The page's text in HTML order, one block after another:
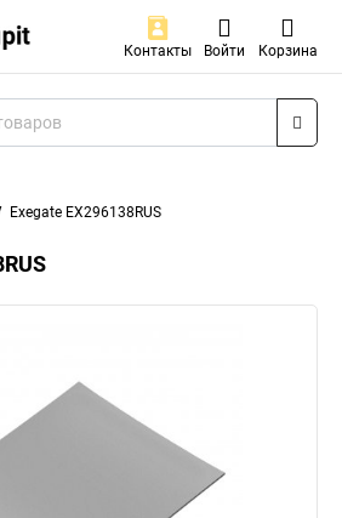
Контакты Войти Корзина
Exegate EX296138RUS